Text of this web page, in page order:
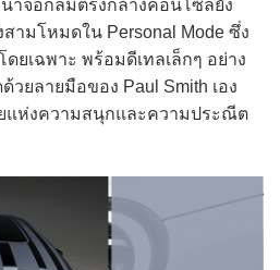
าจอกลมตรงกลางคอนโซลยัง
ามโหมดใน Personal Mode ซึ่ง
ยเฉพาะ พร้อมดีเทลเล็กๆ อย่าง
วยลายมือของ Paul Smith เอง
แห่งความสนุกและความประณีต